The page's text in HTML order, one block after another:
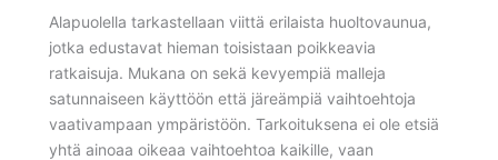
Alapuolella tarkastellaan viittä erilaista huoltovaunua,
jotka edustavat hieman toisistaan poikkeavia
ratkaisuja. Mukana on sekä kevyempiä malleja
satunnaiseen käyttöön että järeämpiä vaihtoehtoja
vaativampaan ympäristöön. Tarkoituksena ei ole etsiä
yhtä ainoaa oikeaa vaihtoehtoa kaikille, vaan